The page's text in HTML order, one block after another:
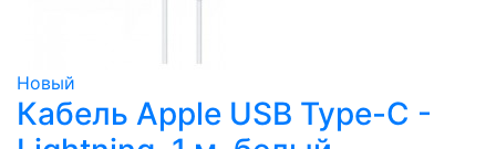
Новый
Кабель Apple USB Type-C -